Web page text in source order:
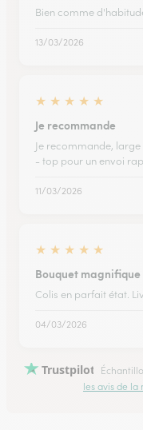
Bien comme
13/03/2026
★ ★ ★ ★ ★
Je recommande
Je recommande,
- top pour un envoi
11/03/2026
★ ★ ★ ★ ★
Bouquet magnifique
Colis en parfait état.
04/03/2026
Trustpilot
les avis de la